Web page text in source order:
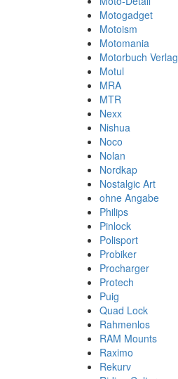
Motogadget
Motoism
Motomania
Motorbuch Verlag
Motul
MRA
MTR
Nexx
Nishua
Noco
Nolan
Nordkap
Nostalgic Art
ohne Angabe
Philips
Pinlock
Polisport
Probiker
Procharger
Protech
Puig
Quad Lock
Rahmenlos
RAM Mounts
Raximo
Rekurv